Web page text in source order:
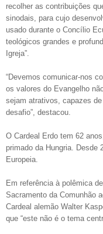
recolher as contribuições
sinodais, para cujo
usado durante o Concílio
teológicos grandes e
Igreja”.
“Devemos comunicar-nos
os valores do Evangelho
sejam atrativos, capazes
desafio”, destacou.
O Cardeal Erdo tem 62
primado da Hungria. Desde
Europeia.
Em referência à polêmica
Sacramento da Comunhão
Cardeal alemão Walter
que “este não é o tema